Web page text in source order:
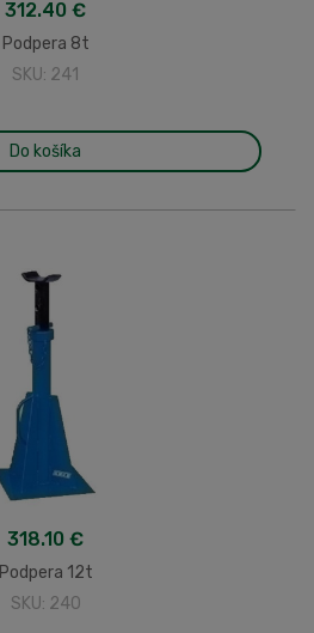
312.40 €
Podpera 8t
SKU: 241
Do košíka
318.10 €
Podpera 12t
SKU: 240